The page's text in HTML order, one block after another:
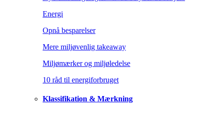
Energi
Opnå besparelser
Mere miljøvenlig takeaway
Miljømærker og miljøledelse
10 råd til energiforbruget
Klassifikation & Mærkning